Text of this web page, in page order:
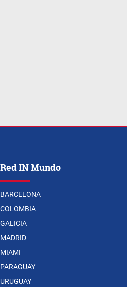
Red IN Mundo
BARCELONA
COLOMBIA
GALICIA
MADRID
MIAMI
PARAGUAY
URUGUAY